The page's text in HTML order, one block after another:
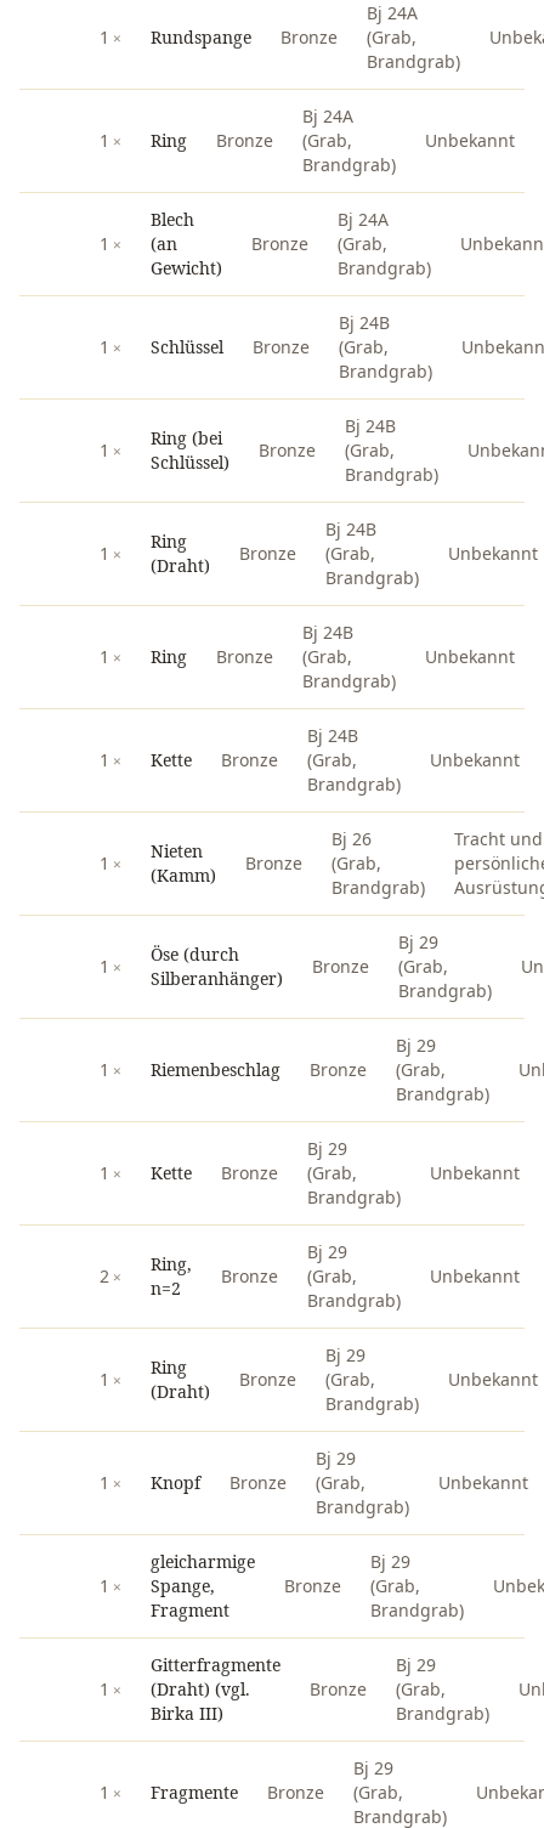
1 Rundspange Bronze
Bj 24A
(Grab,
Brandgrab)
1 Ring Bronze
Bj 24A
(Grab,
Brandgrab)
Unbekannt
1
Blech
(an
Gewicht)
Bronze
Bj 24A
(Grab,
Brandgrab)
1 Schlüssel Bronze
Bj 24B
(Grab,
Brandgrab)
1
Ring (bei
Schlüssel)
Bronze
Bj 24B
(Grab,
Brandgrab)
1
Ring
(Draht)
Bronze
Bj 24B
(Grab,
Brandgrab)
Unbekannt
1 Ring Bronze
Bj 24B
(Grab,
Brandgrab)
Unbekannt
1 Kette Bronze
Bj 24B
(Grab,
Brandgrab)
Unbekannt
1
Nieten
(Kamm)
Bronze
Bj 26
(Grab,
Brandgrab)
Tracht und
1
Öse (durch
Silberanhänger)
Bronze
Bj 29
(Grab,
Brandgrab)
1 Riemenbeschlag Bronze
Bj 29
(Grab,
Brandgrab)
1 Kette Bronze
Bj 29
(Grab,
Brandgrab)
Unbekannt
2
Ring,
n=2
Bronze
Bj 29
(Grab,
Brandgrab)
Unbekannt
1
Ring
(Draht)
Bronze
Bj 29
(Grab,
Brandgrab)
Unbekannt
1 Knopf Bronze
Bj 29
(Grab,
Brandgrab)
Unbekannt
1
gleicharmige
Spange,
Fragment
Bronze
Bj 29
(Grab,
Brandgrab)
1
Gitterfragmente
(Draht) (vgl.
Birka III)
Bronze
Bj 29
(Grab,
Brandgrab)
1 Fragmente Bronze
Bj 29
(Grab,
Brandgrab)